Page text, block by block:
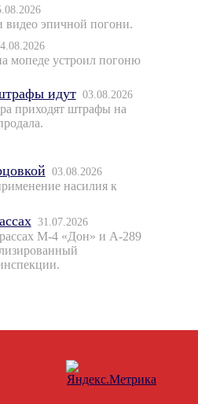
видео эпичной погони.
мопеде устроил погоню
идут 03.08.2026
приходят штрафы на
03.08.2026
насилия к
31.07.2026
М-4 «Дон» и А-289